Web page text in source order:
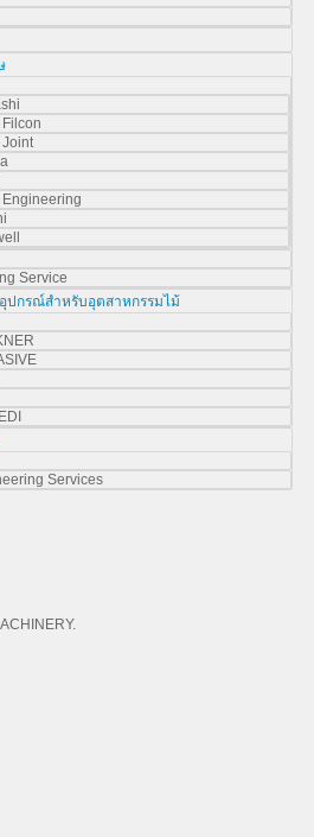
Joint
Engineering
Service
ปกรณ์สำหรับอุตสาหกรรมไม้
Services